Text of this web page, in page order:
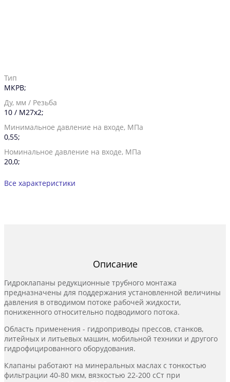
Тип
МКРВ;
Ду, мм / Резьба
10 / М27х2;
Минимальное давление на входе, МПа
0,55;
Номинальное давление на входе, МПа
20,0;
Все характеристики
Описание
Гидроклапаны редукционные трубного монтажа
предназначены для поддержания установленной величины
давления в отводимом потоке рабочей жидкости,
пониженного относительно подводимого потока.
Область применения - гидроприводы прессов, станков,
литейных и литьевых машин, мобильной техники и другого
гидрофицированного оборудования.
Клапаны работают на минеральных маслах с тонкостью
фильтрации 40-80 мкм, вязкостью 22-200 сСт при